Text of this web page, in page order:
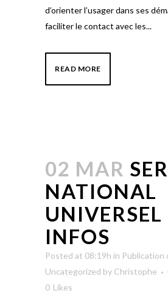
d’orienter l’usager dans ses
faciliter le contact avec les...
READ MORE
02 MAR
NATIONAL
UNIVERSEL
INFOS
Posted at 08:19h in Publication
Uncategorized by Christophe
0 Likes